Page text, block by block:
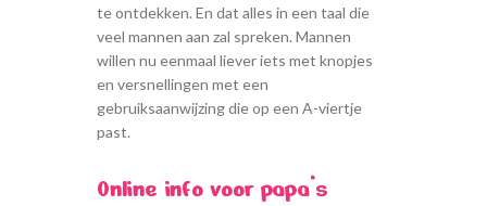
te ontdekken. En dat alles in een taal die
veel mannen aan zal spreken. Mannen
willen nu eenmaal liever iets met knopjes
en versnellingen met een
gebruiksaanwijzing die op een A-viertje
past.
Online info voor papa’s